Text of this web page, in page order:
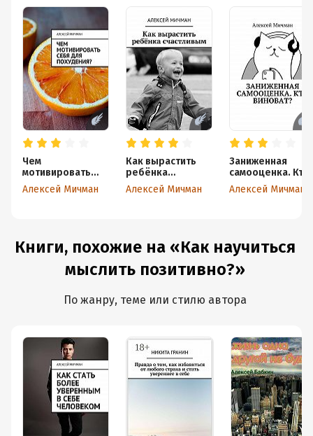
Чем
мотивировать
себя для
похудения?
Алексей Мичман
Как вырастить
ребёнка
счастливым
Алексей Мичман
Заниженная
самооценка. Кто
виноват?
Алексей Мичман
Книги, похожие на «Как научиться
мыслить позитивно?»
По жанру, теме или стилю автора